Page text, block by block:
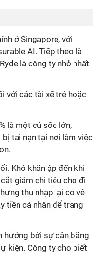
ở Singapore, với
AI. Tiếp theo là
là công ty nhỏ nhất
với các tài xế trẻ hoặc
là một cú sốc lớn,
tai nạn tại nơi làm việc
Khó khăn ập đến khi
giảm chi tiêu cho đi
thu nhập lại có vẻ
tiền cá nhân để trang
hưởng bởi sự cân bằng
kiện. Công ty cho biết